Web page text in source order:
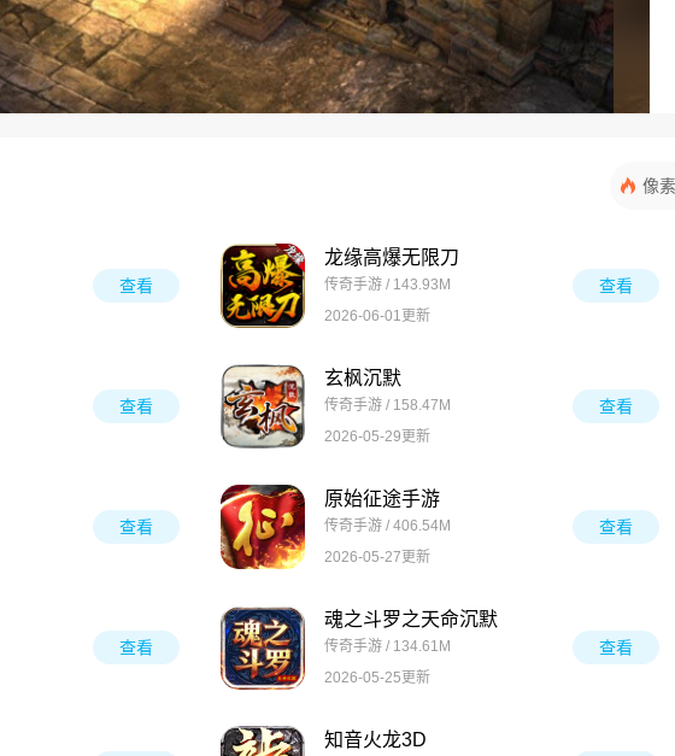
像
查看
龙缘高爆无限刀
传奇手游 / 143.93M
2026-06-01更新
查看
查看
玄枫沉默
传奇手游 / 158.47M
2026-05-29更新
查看
查看
原始征途手游
传奇手游 / 406.54M
2026-05-27更新
查看
查看
魂之斗罗之天命沉默
传奇手游 / 134.61M
2026-05-25更新
查看
知音火龙3D